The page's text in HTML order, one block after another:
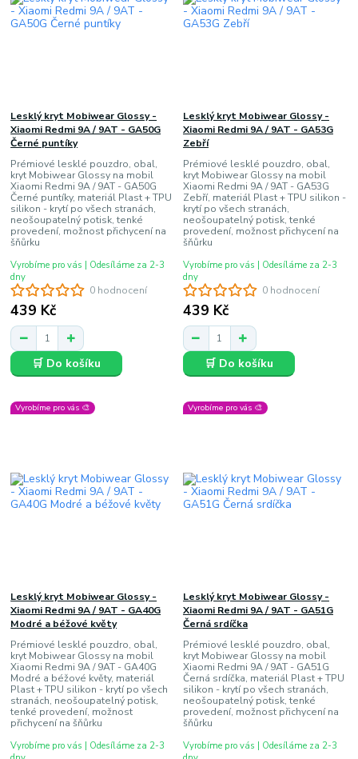
0 hodnocení
Lesklý kryt Mobiwear Glossy -
Xiaomi Redmi 9A / 9AT - GA50G
Černé puntíky
Prémiové lesklé pouzdro, obal,
kryt Mobiwear Glossy na mobil
Xiaomi Redmi 9A / 9AT - GA50G
Černé puntíky, materiál Plast + TPU
silikon - krytí po všech stranách,
neošoupatelný potisk, tenké
provedení, možnost přichycení na
šňůrku
439 Kč
Vyrobíme pro vás | Odesíláme za 2-3
dny
🛒 Do košíku
0 hodnocení
Lesklý kryt Mobiwear Glossy -
Xiaomi Redmi 9A / 9AT - GA53G
Zebří
Prémiové lesklé pouzdro, obal,
kryt Mobiwear Glossy na mobil
Xiaomi Redmi 9A / 9AT - GA53G
Zebří, materiál Plast + TPU silikon -
krytí po všech stranách,
neošoupatelný potisk, tenké
provedení, možnost přichycení na
šňůrku
439 Kč
Vyrobíme pro vás | Odesíláme za 2-3
dny
🛒 Do košíku
Vyrobíme pro vás 🎨
Lesklý kryt Mobiwear Glossy -
Xiaomi Redmi 9A / 9AT - GA40G
Modré a béžové květy
Prémiové lesklé pouzdro, obal,
kryt Mobiwear Glossy na mobil
Xiaomi Redmi 9A / 9AT - GA40G
Modré a béžové květy, materiál
Plast + TPU silikon - krytí po všech
stranách, neošoupatelný potisk,
tenké provedení, možnost
přichycení na šňůrku
Vyrobíme pro vás | Odesíláme za 2-3
Vyrobíme pro vás 🎨
Lesklý kryt Mobiwear Glossy -
Xiaomi Redmi 9A / 9AT - GA51G
Černá srdíčka
Prémiové lesklé pouzdro, obal,
kryt Mobiwear Glossy na mobil
Xiaomi Redmi 9A / 9AT - GA51G
Černá srdíčka, materiál Plast + TPU
silikon - krytí po všech stranách,
neošoupatelný potisk, tenké
provedení, možnost přichycení na
šňůrku
Vyrobíme pro vás | Odesíláme za 2-3